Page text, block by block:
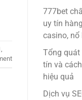
,
777bet
uy tín
casino, nổ
Tổng quát
tín và
hiệu quả
Dịch vụ